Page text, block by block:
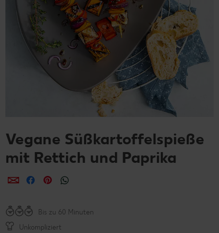
Vegane Süßkartoffelspieße
mit Rettich und Paprika
per E-Mail teilen
per Facebook teilen
per Pinterest teilen
Bis zu 60 Minuten
Unkompliziert